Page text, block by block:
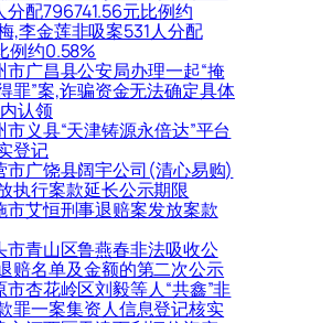
分配796741.56元比例约
,李金莲非吸案531人分配
例约0.58%
市广昌县公安局办理一起“掩
罪”案,诈骗资金无法确定具体
认领
义县“天津铸源永倍达”平台
登记
市广饶县阔宇公司(清心易购)
执行案款延长公示期限
市艾恒刑事退赔案发放案款
市青山区鲁燕春非法吸收公
赔名单及金额的第二次公示
杏花岭区刘毅等人“共鑫”非
罪一案集资人信息登记核实